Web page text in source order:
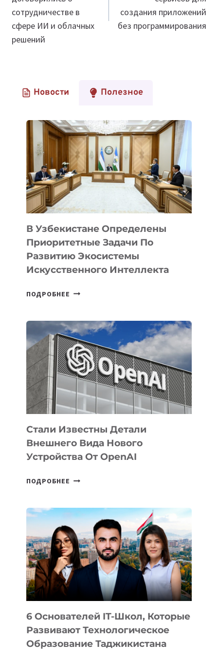
сотрудничестве в
сфере ИИ и облачных
решений
создания приложений
без программирования
Новости Полезное
В Узбекистане Определены
Приоритетные Задачи По
Развитию Экосистемы
Искусственного Интеллекта
ПОДРОБНЕЕ В
ПРИОРИТЕТНЫЕ
ЗАДАЧИ
ПО
РАЗВИТИЮ
ЭКОСИСТЕМЫ
ИСКУССТВЕННОГО
ИНТЕЛЛЕКТА
Стали Известны Детали
Внешнего Вида Нового
Устройства От OpenAI
ПОДРОБНЕЕ СТАЛИ
ВНЕШНЕГО
ВИДА
НОВОГО
УСТРОЙСТВА
ОТ
OPENAI
6 Основателей IT-Школ, Которые
Развивают Технологическое
Образование Таджикистана